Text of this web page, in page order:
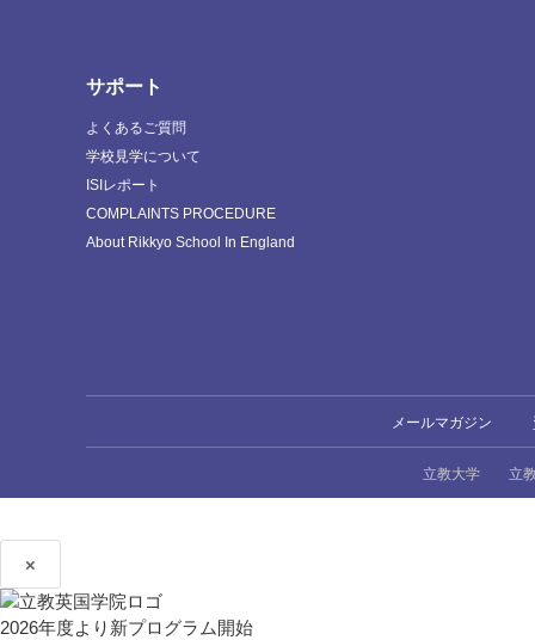
サポート
よくあるご質問
学校見学について
ISIレポート
COMPLAINTS PROCEDURE
About Rikkyo School In England
メールマガジン
立教大学 立
×
2026年度より新プログラム開始